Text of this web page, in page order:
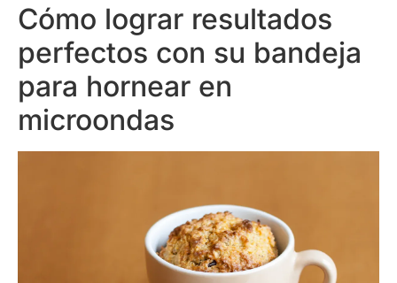
Cómo lograr resultados
perfectos con su bandeja
para hornear en
microondas